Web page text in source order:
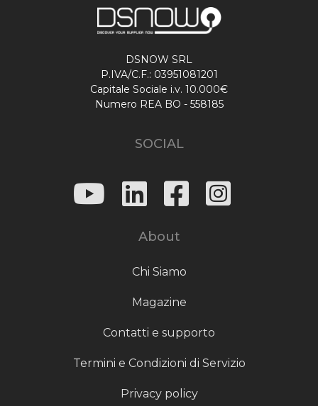
DSNOW SRL
P.IVA/C.F.: 03951081201
Capitale Sociale i.v. 10.000€
Numero REA BO - 558185
SOCIAL
About
Chi Siamo
Magazine
Contatti e supporto
Termini e Condizioni di Servizio
Privacy policy